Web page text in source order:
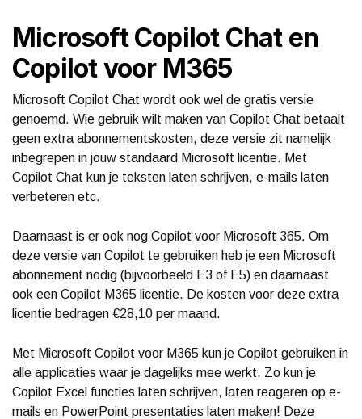
Microsoft Copilot Chat en
Copilot voor M365
Microsoft Copilot Chat wordt ook wel de gratis versie
genoemd. Wie gebruik wilt maken van Copilot Chat betaalt
geen extra abonnementskosten, deze versie zit namelijk
inbegrepen in jouw standaard Microsoft licentie. Met
Copilot Chat kun je teksten laten schrijven, e-mails laten
verbeteren etc.
Daarnaast is er ook nog Copilot voor Microsoft 365. Om
deze versie van Copilot te gebruiken heb je een Microsoft
abonnement nodig (bijvoorbeeld E3 of E5) en daarnaast
ook een Copilot M365 licentie. De kosten voor deze extra
licentie bedragen €28,10 per maand.
Met Microsoft Copilot voor M365 kun je Copilot gebruiken in
alle applicaties waar je dagelijks mee werkt. Zo kun je
Copilot Excel functies laten schrijven, laten reageren op e-
mails en PowerPoint presentaties laten maken! Deze